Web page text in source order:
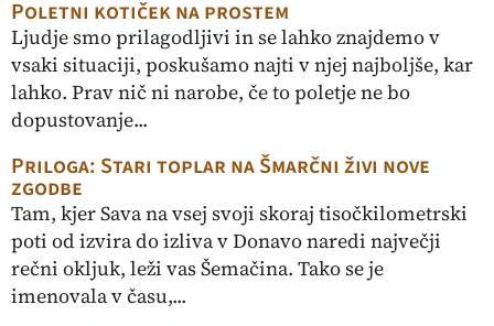
Poletni kotiček na prostem
Ljudje smo prilagodljivi in se lahko znajdemo v
vsaki situaciji, poskušamo najti v njej najboljše, kar
lahko. Prav nič ni narobe, če to poletje ne bo
dopustovanje...
Priloga: Stari toplar na Šmarčni živi nove
zgodbe
Tam, kjer Sava na vsej svoji skoraj tisočkilometrski
poti od izvira do izliva v Donavo naredi največji
rečni okljuk, leži vas Šemačina. Tako se je
imenovala v času,...